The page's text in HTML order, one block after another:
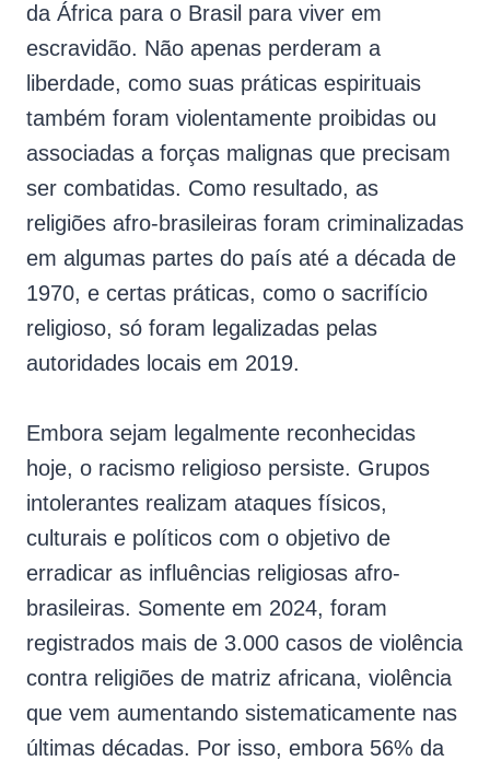
da África para o Brasil para viver em
escravidão. Não apenas perderam a
liberdade, como suas práticas espirituais
também foram violentamente proibidas ou
associadas a forças malignas que precisam
ser combatidas. Como resultado, as
religiões afro-brasileiras foram criminalizadas
em algumas partes do país até a década de
1970, e certas práticas, como o sacrifício
religioso, só foram legalizadas pelas
autoridades locais em 2019.
Embora sejam legalmente reconhecidas
hoje, o racismo religioso persiste. Grupos
intolerantes realizam ataques físicos,
culturais e políticos com o objetivo de
erradicar as influências religiosas afro-
brasileiras. Somente em 2024, foram
registrados mais de 3.000 casos de violência
contra religiões de matriz africana, violência
que vem aumentando sistematicamente nas
últimas décadas. Por isso, embora 56% da